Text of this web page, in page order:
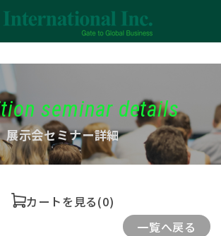
seminar details
展示会セミナー詳細
カートを見る(0)
一覧へ戻る